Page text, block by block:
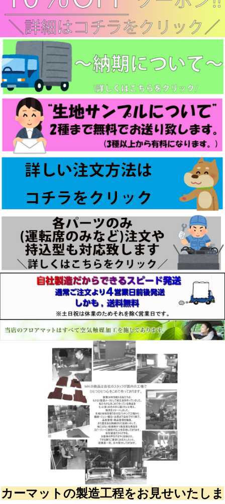
カーマットの製造工程をお見せいたしま